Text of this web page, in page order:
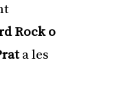
Rock o
a les